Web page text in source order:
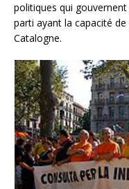
politiques qui
parti ayant la capacité
Catalogne.